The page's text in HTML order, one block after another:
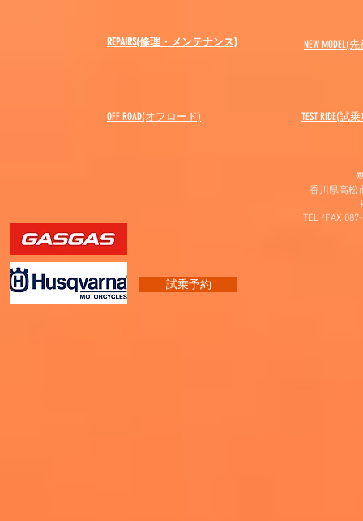
REPAIRS(修理・メンテナンス) NEW MODEL(先
OFF ROAD(オフロード) ​TEST RIDE(試
試乗予約
香川県高松
TEL /FAX